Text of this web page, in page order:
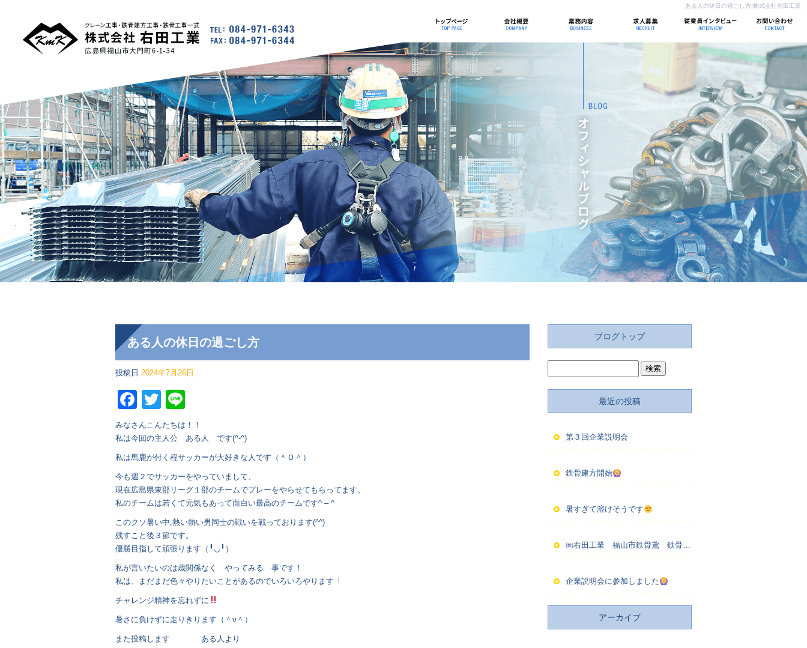
ある人の休日の過ごし方|株式会社右田工業
ある人の休日の過ごし方
投稿日 2024年7月26日
Facebook
Twitter
みなさんこんたちは！！
私は今回の主人公 ある人 です(^-^)
私は馬鹿が付く程サッカーが大好きな人です（＾Ｏ＾）
今も週２でサッカーをやっていまして、
現在広島県東部リーグ１部のチームでプレーをやらせてもらってます。
私のチームは若くて元気もあって面白い最高のチームです^ – ^
このクソ暑い中,熱い熱い男同士の戦いを戦っております(^^)
残すこと後３節です。
優勝目指して頑張ります（╹◡╹）
私が言いたいのは歳関係なく やってみる 事です！
私は、まだまだ色々やりたいことがあるのでいろいろやります
チャレンジ精神を忘れずに
暑さに負けずに走りきります（＾ν＾）
また投稿します ある人より
ブログトップ
最近の投稿
第３回企業説明会
鉄骨建方開始
暑すぎて溶けそうです
㈱右田工業 福山市鉄骨鳶 鉄骨建方
企業説明会に参加しました
アーカイブ